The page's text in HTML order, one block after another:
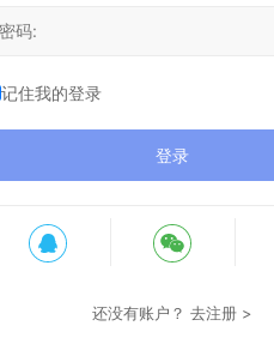
记住我的登录
登录
还没有账户？去注册 >